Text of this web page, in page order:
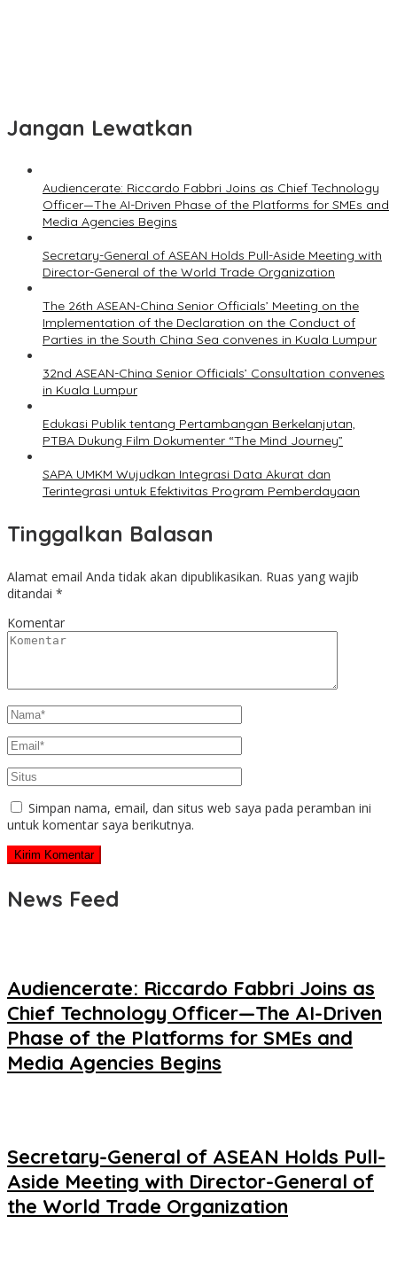
Jangan Lewatkan
Audiencerate: Riccardo Fabbri Joins as Chief Technology
Officer—The AI-Driven Phase of the Platforms for SMEs and
Media Agencies Begins
Secretary-General of ASEAN Holds Pull-Aside Meeting with
Director-General of the World Trade Organization
The 26th ASEAN-China Senior Officials’ Meeting on the
Implementation of the Declaration on the Conduct of
Parties in the South China Sea convenes in Kuala Lumpur
32nd ASEAN-China Senior Officials’ Consultation convenes
in Kuala Lumpur
Edukasi Publik tentang Pertambangan Berkelanjutan,
PTBA Dukung Film Dokumenter “The Mind Journey”
SAPA UMKM Wujudkan Integrasi Data Akurat dan
Terintegrasi untuk Efektivitas Program Pemberdayaan
Tinggalkan Balasan
Alamat email Anda tidak akan dipublikasikan. Ruas yang wajib
ditandai *
Komentar
Simpan nama, email, dan situs web saya pada peramban ini
untuk komentar saya berikutnya.
News Feed
Audiencerate: Riccardo Fabbri Joins as
Chief Technology Officer—The AI-Driven
Phase of the Platforms for SMEs and
Media Agencies Begins
Secretary-General of ASEAN Holds Pull-
Aside Meeting with Director-General of
the World Trade Organization